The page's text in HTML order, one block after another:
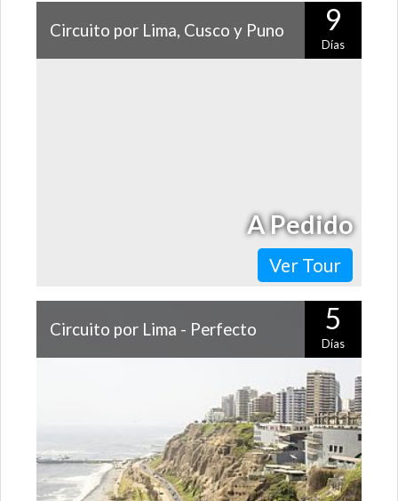
Circuito por Lima, Cusco y Puno 9
Días
Ver Tour
A Pedido
Circuito por Lima - Perfecto 5
Días
Conoce Lima y lo más hermoso de sus alrededores, con
esta entretenida combinación de experiencias que te
proponemos: ¡el centro histórico…